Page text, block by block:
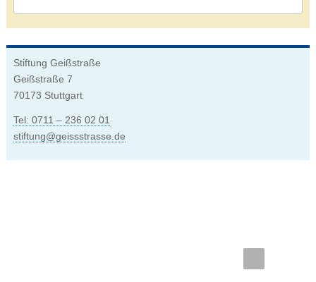
Stiftung Geißstraße
Geißstraße 7
70173 Stuttgart
Tel: 0711 – 236 02 01
stiftung@geissstrasse.de